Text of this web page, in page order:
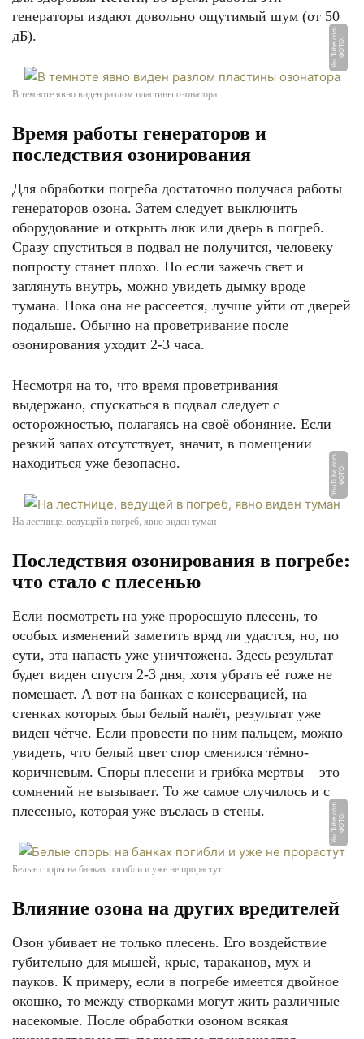
генераторы издают довольно ощутимый шум (от 50
дБ).
Ф
О
Т
О:
Y
o
u
T
u
b
e.
c
o
m
В темноте явно виден разлом пластины озонатора
Время работы генераторов и
последствия озонирования
Для обработки погреба достаточно получаса работы
генераторов озона. Затем следует выключить
оборудование и открыть люк или дверь в погреб.
Сразу спуститься в подвал не получится, человеку
попросту станет плохо. Но если зажечь свет и
заглянуть внутрь, можно увидеть дымку вроде
тумана. Пока она не рассеется, лучше уйти от дверей
подальше. Обычно на проветривание после
озонирования уходит 2-3 часа.
Несмотря на то, что время проветривания
выдержано, спускаться в подвал следует с
осторожностью, полагаясь на своё обоняние. Если
резкий запах отсутствует, значит, в помещении
находиться уже безопасно.
Ф
О
Т
О:
Y
o
u
T
u
b
e.
c
o
m
На лестнице, ведущей в погреб, явно виден туман
Последствия озонирования в погребе:
что стало с плесенью
Если посмотреть на уже проросшую плесень, то
особых изменений заметить вряд ли удастся, но, по
сути, эта напасть уже уничтожена. Здесь результат
будет виден спустя 2-3 дня, хотя убрать её тоже не
помешает. А вот на банках с консервацией, на
стенках которых был белый налёт, результат уже
виден чётче. Если провести по ним пальцем, можно
увидеть, что белый цвет спор сменился тёмно-
коричневым. Споры плесени и грибка мертвы – это
сомнений не вызывает. То же самое случилось и с
плесенью, которая уже въелась в стены.
Ф
О
Т
О:
Y
o
u
T
u
b
e.
c
o
m
Белые споры на банках погибли и уже не прорастут
Влияние озона на других вредителей
Озон убивает не только плесень. Его воздействие
губительно для мышей, крыс, тараканов, мух и
пауков. К примеру, если в погребе имеется двойное
окошко, то между створками могут жить различные
насекомые. После обработки озоном всякая